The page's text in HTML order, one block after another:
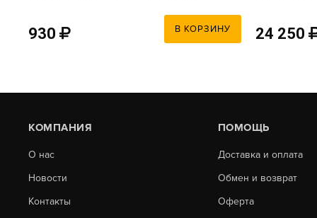
930 В КОРЗИНУ
25Л, НА
24 250
КОМПАНИЯ
О нас
Новости
Контакты
ПОМОЩЬ
Доставка и оплата
Обмен и возврат
Оферта